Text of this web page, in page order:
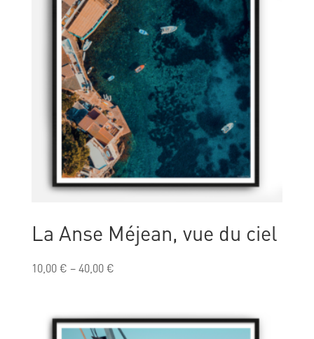
La Anse Méjean, vue du ciel
10,00€ –40,00€